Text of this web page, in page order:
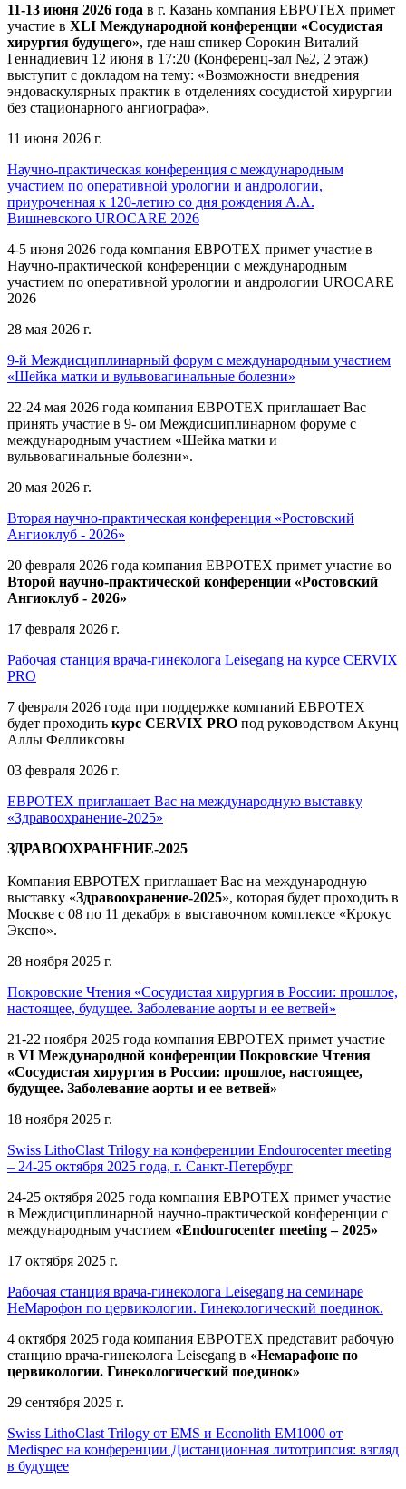
11-13 июня 2026 года в г. Казань компания ЕВРОТЕХ примет
участие в XLI Международной конференции «Сосудистая
хирургия будущего», где наш спикер Сорокин Виталий
Геннадиевич 12 июня в 17:20 (Конференц-зал №2, 2 этаж)
выступит с докладом на тему: «Возможности внедрения
эндоваскулярных практик в отделениях сосудистой хирургии
без стационарного ангиографа».
11 июня 2026 г.
Научно-практическая конференция с международным
участием по оперативной урологии и андрологии,
приуроченная к 120-летию со дня рождения А.А.
Вишневского UROCARE 2026
4-5 июня 2026 года компания ЕВРОТЕХ примет участие в
Научно-практической конференции с международным
участием по оперативной урологии и андрологии UROCARE
2026
28 мая 2026 г.
9-й Междисциплинарный форум с международным участием
«Шейка матки и вульвовагинальные болезни»
22-24 мая 2026 года компания ЕВРОТЕХ приглашает Вас
принять участие в 9- ом Междисциплинарном форуме с
международным участием «Шейка матки и
вульвовагинальные болезни».
20 мая 2026 г.
Вторая научно-практическая конференция «Ростовский
Ангиоклуб - 2026»
20 февраля 2026 года компания ЕВРОТЕХ примет участие во
Второй научно-практической конференции «Ростовский
Ангиоклуб - 2026»
17 февраля 2026 г.
Рабочая станция врача-гинеколога Leisegang на курсе CERVIX
PRO
7 февраля 2026 года при поддержке компаний ЕВРОТЕХ
будет проходить курс CERVIX PRO под руководством Акунц
Аллы Фелликсовы
03 февраля 2026 г.
ЕВРОТЕХ приглашает Вас на международную выставку
«Здравоохранение-2025»
ЗДРАВООХРАНЕНИЕ-2025
Компания ЕВРОТЕХ приглашает Вас на международную
выставку «Здравоохранение-2025», которая будет проходить в
Москве с 08 по 11 декабря в выставочном комплексе «Крокус
Экспо».
28 ноября 2025 г.
Покровские Чтения «Сосудистая хирургия в России: прошлое,
настоящее, будущее. Заболевание аорты и ее ветвей»
21-22 ноября 2025 года компания ЕВРОТЕХ примет участие
в VI Международной конференции Покровские Чтения
«Сосудистая хирургия в России: прошлое, настоящее,
будущее. Заболевание аорты и ее ветвей»
18 ноября 2025 г.
Swiss LithoClast Trilogy на конференции Endourocenter meeting
– 24-25 октября 2025 года, г. Санкт-Петербург
24-25 октября 2025 года компания ЕВРОТЕХ примет участие
в Междисциплинарной научно-практической конференции с
международным участием «Endourocenter meeting – 2025»
17 октября 2025 г.
Рабочая станция врача-гинеколога Leisegang на семинаре
НеМарофон по цервикологии. Гинекологический поединок.
4 октября 2025 года компания ЕВРОТЕХ представит рабочую
станцию врача-гинеколога Leisegang в «Немарафоне по
цервикологии. Гинекологический поединок»
29 сентября 2025 г.
Swiss LithoClast Trilogy от EMS и Econolith ЕМ1000 от
Medispec на конференции Дистанционная литотрипсия: взгляд
в будущее